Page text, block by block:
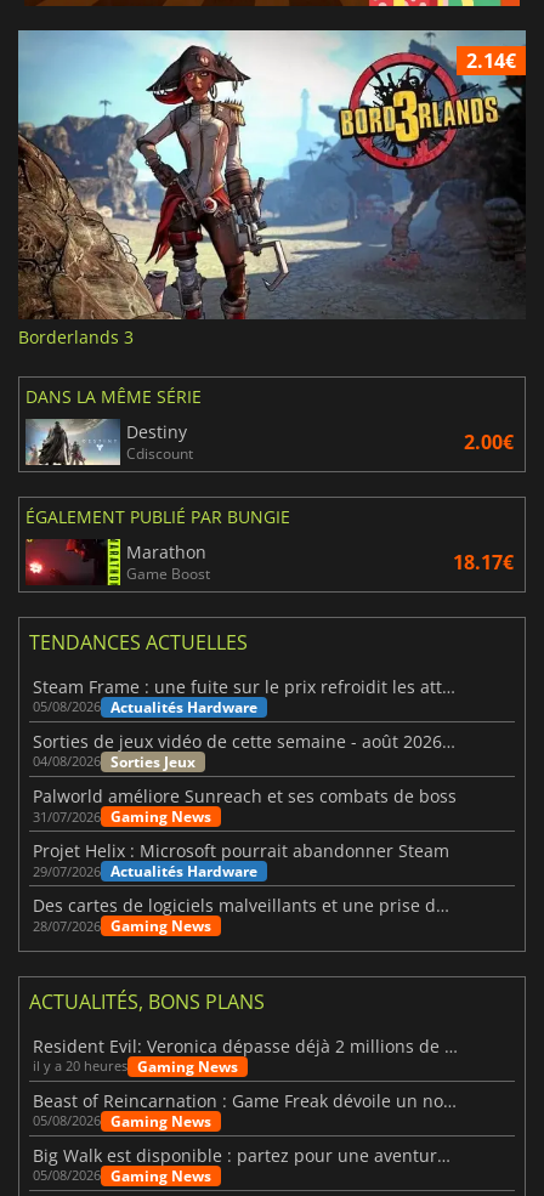
2.14€
Borderlands 3
DANS LA MÊME SÉRIE
Destiny
Cdiscount 2.00€
ÉGALEMENT PUBLIÉ PAR BUNGIE
Marathon
Game Boost 18.17€
TENDANCES ACTUELLES
Steam Frame : une fuite sur le prix refroidit les attentes VR
05/08/2026 Actualités Hardware
Sorties de jeux vidéo de cette semaine - août 2026 (semaine 32)
04/08/2026 Sorties Jeux
Palworld améliore Sunreach et ses combats de boss
31/07/2026 Gaming News
Projet Helix : Microsoft pourrait abandonner Steam
29/07/2026 Actualités Hardware
Des cartes de logiciels malveillants et une prise de contrôle de Discord ont touché Meccha Chameleon
28/07/2026 Gaming News
ACTUALITÉS, BONS PLANS
Resident Evil: Veronica dépasse déjà 2 millions de wishlists
il y a 20 heures Gaming News
Beast of Reincarnation : Game Freak dévoile un nouveau pari
05/08/2026 Gaming News
Big Walk est disponible : partez pour une aventure entre amis
05/08/2026 Gaming News